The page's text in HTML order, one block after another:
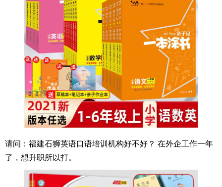
请问：福建石狮英语口语培训机构好不好？ 在外企工作一年
了，想升职所以打。